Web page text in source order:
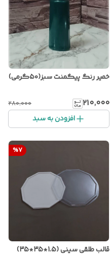
خمیر رنگ پیگمنت سبز(۵۰گرمی)
۲۱۰٬۰۰۰ ۲۸۰٬۰۰۰
افزودن به سبد
%7
قالب طلقی سینی (1.5*35*35)